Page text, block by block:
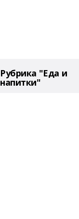
Рубрика "Еда и
напитки"